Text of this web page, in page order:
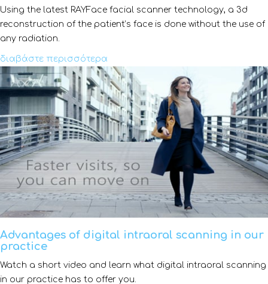
Using the latest RAYFace facial scanner technology, a 3d
reconstruction of the patient’s face is done without the use of
any radiation.
διαβάστε περισσότερα
Advantages of digital intraoral scanning in our
practice
Watch a short video and learn what digital intraoral scanning
in our practice has to offer you.